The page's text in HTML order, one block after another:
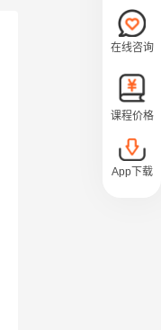
在线咨询
课程价格
App下载